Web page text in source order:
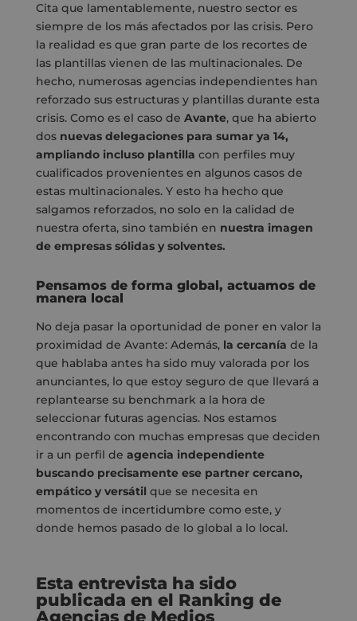
Cita que lamentablemente, nuestro sector es
siempre de los más afectados por las crisis. Pero
la realidad es que gran parte de los recortes de
las plantillas vienen de las multinacionales. De
hecho, numerosas agencias independientes han
reforzado sus estructuras y plantillas durante esta
crisis. Como es el caso de Avante, que ha abierto
dos nuevas delegaciones para sumar ya 14,
ampliando incluso plantilla con perfiles muy
cualificados provenientes en algunos casos de
estas multinacionales. Y esto ha hecho que
salgamos reforzados, no solo en la calidad de
nuestra oferta, sino también en nuestra imagen
de empresas sólidas y solventes.
Pensamos de forma global, actuamos de
manera local
No deja pasar la oportunidad de poner en valor la
proximidad de Avante: Además, la cercanía de la
que hablaba antes ha sido muy valorada por los
anunciantes, lo que estoy seguro de que llevará a
replantearse su benchmark a la hora de
seleccionar futuras agencias. Nos estamos
encontrando con muchas empresas que deciden
ir a un perfil de agencia independiente
buscando precisamente ese partner cercano,
empático y versátil que se necesita en
momentos de incertidumbre como este, y
donde hemos pasado de lo global a lo local.
Esta entrevista ha sido
publicada en el Ranking de
Agencias de Medios